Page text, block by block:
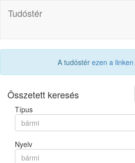
Tudóstér
A tudóstér ezen a linken
Összetett keresés
Típus
bármi
Nyelv
bármi